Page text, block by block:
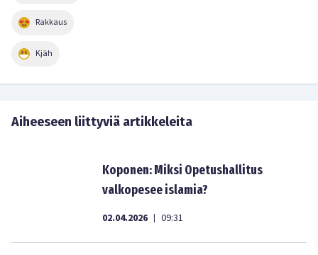
Rakkaus
Kjäh
Aiheeseen liittyviä artikkeleita
Koponen: Miksi Opetushallitus
valkopesee islamia?
02.04.2026 | 09:31